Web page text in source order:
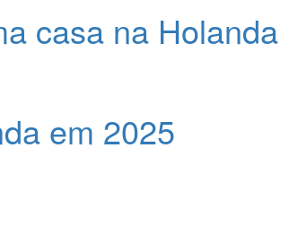
casa na Holanda
em 2025